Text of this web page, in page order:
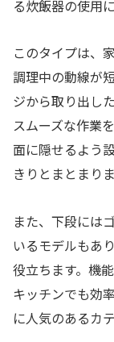
る炊飯器の使用
このタイプは、
調理中の動線が
ジから取り出し
スムーズな作業
面に隠せるよう
きりとまとまりま
また、下段には
いるモデルもあ
役立ちます。機
キッチンでも効
に人気のあるカ